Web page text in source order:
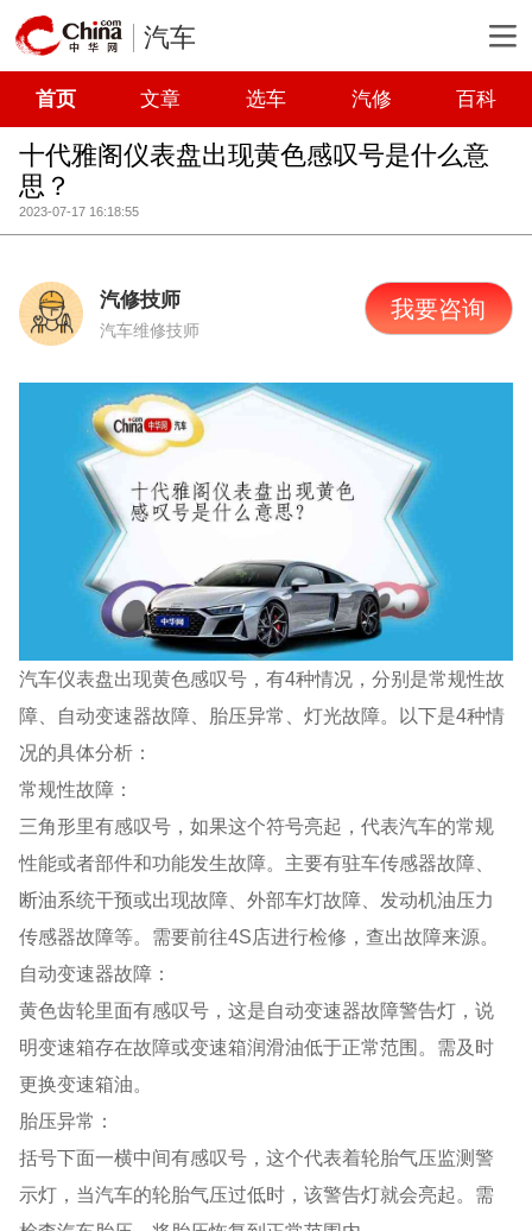
汽车
首页 文章 选车 汽修 百科
十代雅阁仪表盘出现黄色感叹号是什么意
思？
2023-07-17 16:18:55
汽修技师
汽车维修技师
我要咨询
汽车仪表盘出现黄色感叹号，有4种情况，分别是常规性故
障、自动变速器故障、胎压异常、灯光故障。以下是4种情
况的具体分析：
常规性故障：
三角形里有感叹号，如果这个符号亮起，代表汽车的常规
性能或者部件和功能发生故障。主要有驻车传感器故障、
断油系统干预或出现故障、外部车灯故障、发动机油压力
传感器故障等。需要前往4S店进行检修，查出故障来源。
自动变速器故障：
黄色齿轮里面有感叹号，这是自动变速器故障警告灯，说
明变速箱存在故障或变速箱润滑油低于正常范围。需及时
更换变速箱油。
胎压异常：
括号下面一横中间有感叹号，这个代表着轮胎气压监测警
示灯，当汽车的轮胎气压过低时，该警告灯就会亮起。需